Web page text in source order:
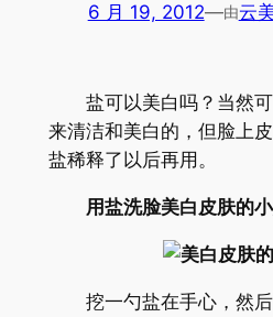
6 月 19, 2012—由云
盐可以美白吗？当然可
来清洁和美白的，但脸上
盐稀释了以后再用。
用盐洗脸美白皮肤的
挖一勺盐在手心，然后